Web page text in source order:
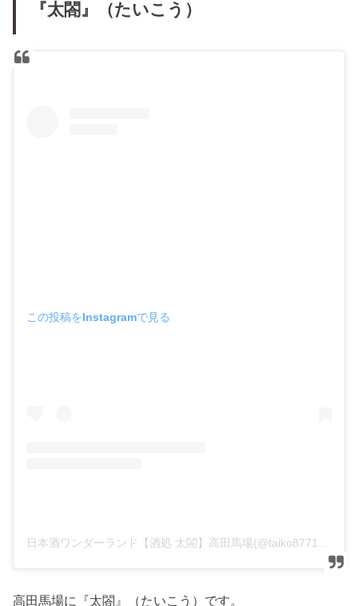
『太閤』（たいこう）
この投稿をInstagramで見る
高田馬場に『太閤』（たいこう）です。